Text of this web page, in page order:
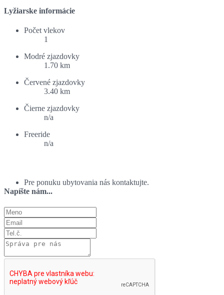
Lyžiarske informácie
Počet vlekov
1
Modré zjazdovky
1.70 km
Červené zjazdovky
3.40 km
Čierne zjazdovky
n/a
Freeride
n/a
Pre ponuku ubytovania nás kontaktujte.
Napíšte nám...